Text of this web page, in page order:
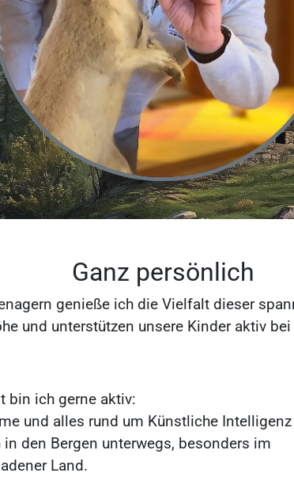
Ganz persönlich
genieße ich die Vielfalt dieser
und unterstützen unsere Kinder aktiv
bin ich gerne aktiv:
und alles rund um Künstliche Intelligenz
den Bergen unterwegs, besonders im
Land.